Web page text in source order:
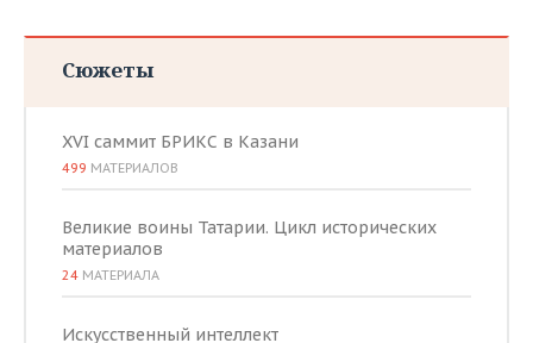
Сюжеты
XVI саммит БРИКС в Казани
499 МАТЕРИАЛОВ
Великие воины Татарии. Цикл исторических
материалов
24 МАТЕРИАЛА
Искусственный интеллект